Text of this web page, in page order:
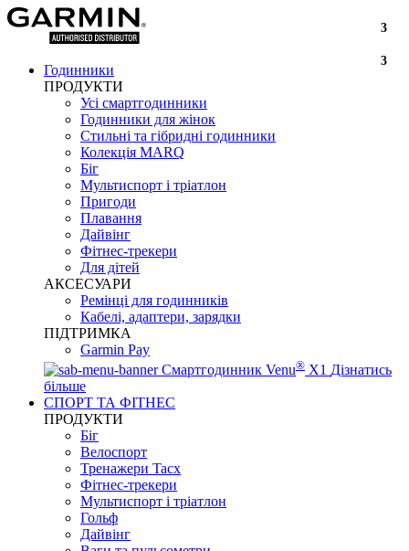
Годинники
ПРОДУКТИ
Усі смартгодинники
Годинники для жінок
Стильні та гібридні годинники
Колекція MARQ
Біг
Мультиспорт і тріатлон
Пригоди
Плавання
Дайвінг
Фітнес-трекери
Для дітей
АКСЕСУАРИ
Ремінці для годинників
Кабелі, адаптери, зарядки
ПІДТРИМКА
Garmin Pay
Смартгодинник Venu® X1 Дізнатись
більше
СПОРТ ТА ФІТНЕС
ПРОДУКТИ
Біг
Велоспорт
Тренажери Tacx
Фітнес-трекери
Мультиспорт і тріатлон
Гольф
Дайвінг
3
3